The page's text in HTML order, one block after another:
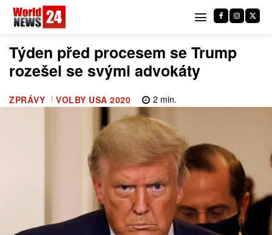
Týden před procesem se Trump
rozešel se svými advokáty
ZPRÁVY VOLBY USA 2020 2 min.